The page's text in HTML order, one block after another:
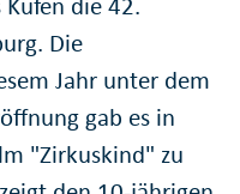
Die
Jahr unter dem
gab es in
"Zirkuskind" zu